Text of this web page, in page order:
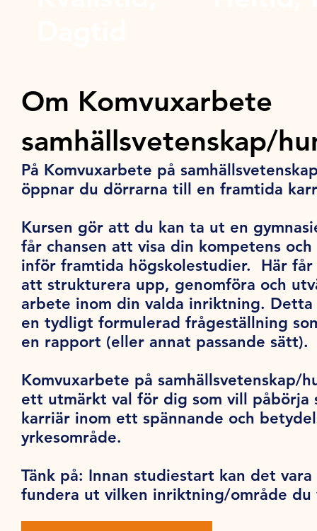
Om Komvuxarbete
samhällsvetenskap/
På Komvuxarbete på
öppnar du dörrarna till en framtida
Kursen gör att du kan ta ut en
får chansen att visa din kompetens
inför framtida högskolestudier. Här
att strukturera upp, genomföra och
arbete inom din valda inriktning.
en tydligt formulerad frågeställning
en rapport (eller annat passande sätt).
Komvuxarbete på samhällsvetenskap/
ett utmärkt val för dig som vill påbörja
karriär inom ett spännande och
yrkesområde.
Tänk på: Innan studiestart kan det
fundera ut vilken inriktning/område du